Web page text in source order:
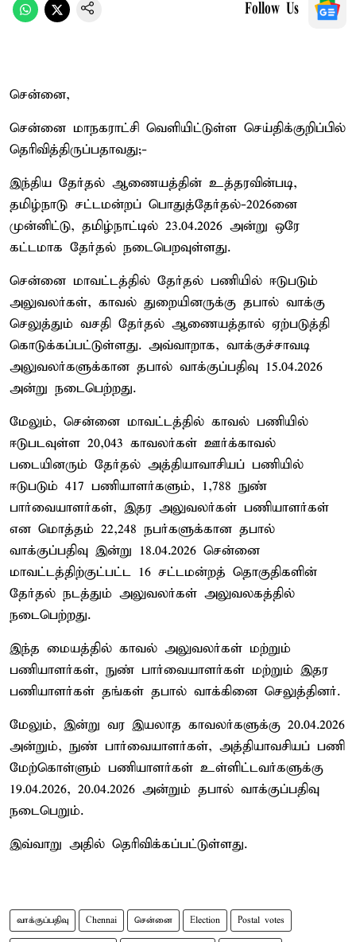
Follow Us
சென்னை,
சென்னை மாநகராட்சி வெளியிட்டுள்ள செய்திக்குறிப்பில்
தெரிவித்திருப்பதாவது;-
இந்திய தேர்தல் ஆணையத்தின் உத்தரவின்படி,
தமிழ்நாடு சட்டமன்றப் பொதுத்தேர்தல்-2026னை
முன்னிட்டு, தமிழ்நாட்டில் 23.04.2026 அன்று ஒரே
கட்டமாக தேர்தல் நடைபெறவுள்ளது.
சென்னை மாவட்டத்தில் தேர்தல் பணியில் ஈடுபடும்
அலுவலர்கள், காவல் துறையினருக்கு தபால் வாக்கு
செலுத்தும் வசதி தேர்தல் ஆணையத்தால் ஏற்படுத்தி
கொடுக்கப்பட்டுள்ளது. அவ்வாறாக, வாக்குச்சாவடி
அலுவலர்களுக்கான தபால் வாக்குப்பதிவு 15.04.2026
அன்று நடைபெற்றது.
மேலும், சென்னை மாவட்டத்தில் காவல் பணியில்
ஈடுபடவுள்ள 20,043 காவலர்கள் ஊர்க்காவல்
படையினரும் தேர்தல் அத்தியாவாசியப் பணியில்
ஈடுபடும் 417 பணியாளர்களும், 1,788 நுண்
பார்வையாளர்கள், இதர அலுவலர்கள் பணியாளர்கள்
என மொத்தம் 22,248 நபர்களுக்கான தபால்
வாக்குப்பதிவு இன்று 18.04.2026 சென்னை
மாவட்டத்திற்குட்பட்ட 16 சட்டமன்றத் தொகுதிகளின்
தேர்தல் நடத்தும் அலுவலர்கள் அலுவலகத்தில்
நடைபெற்றது.
இந்த மையத்தில் காவல் அலுவலர்கள் மற்றும்
பணியாளர்கள், நுண் பார்வையாளர்கள் மற்றும் இதர
பணியாளர்கள் தங்கள் தபால் வாக்கினை செலுத்தினர்.
மேலும், இன்று வர இயலாத காவலர்களுக்கு 20.04.2026
அன்றும், நுண் பார்வையாளர்கள், அத்தியாவசியப் பணி
மேற்கொள்ளும் பணியாளர்கள் உள்ளிட்டவர்களுக்கு
19.04.2026, 20.04.2026 அன்றும் தபால் வாக்குப்பதிவு
நடைபெறும்.
இவ்வாறு அதில் தெரிவிக்கப்பட்டுள்ளது.
வாக்குப்பதிவு Chennai சென்னை Election Postal votes